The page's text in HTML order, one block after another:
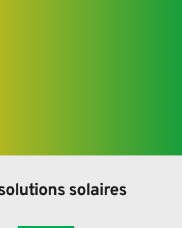
solaires